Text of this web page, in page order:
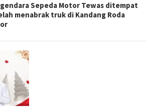
Sepeda Motor Tewas ditempat
menabrak truk di Kandang Roda